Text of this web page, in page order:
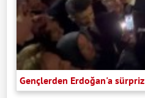
Gençlerden Erdoğan'a sürpriz